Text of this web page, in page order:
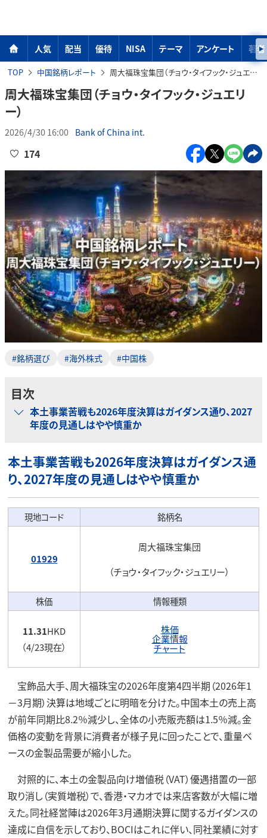
人気 配当 優待 NISA テーマ アンケート 著者
TOP 中国銘柄レポート 周大福珠宝集団（チョウ・タイフック・ジュエリー）
周大福珠宝集団（チョウ・タイフック・ジュエリ
ー）
2026/4/30 16:00 Bank of China int.
174
#銘柄選び #海外株式 #中国株
目次
本土事業苦戦も2026年度決算はガイダンス通り、2027
年度の見通しはやや慎重か
本土事業苦戦も2026年度決算はガイダンス通
り、2027年度の見通しはやや慎重か
現地コード 銘柄名
01929
周大福珠宝集団
（チョウ・タイフック・ジュエリー）
株価 情報種類
11.31HKD
（4/23現在）
株価
企業情報
チャート
宝飾品大手、周大福珠宝の2026年度第4四半期（2026年1
－3月期）決算は地域ごとに明暗を分けた。中国本土の売上高
が前年同期比8.2％減少し、全体の小売販売額は1.5％減。金
価格の変動を背景に消費者が様子見に回ったことで、重量ベ
ースの金製品需要が縮小した。
対照的に、本土の金製品向け増値税（VAT）優遇措置の一部
取り消し（実質増税）で、香港・マカオでは来店客数が大幅に増
えた。同社経営陣は2026年3月通期決算に関するガイダンスの
達成に自信を示しており、BOCIはこれに伴い、同社業績に対す